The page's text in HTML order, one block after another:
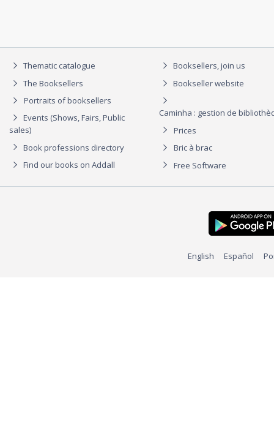
Thematic catalogue
The Booksellers
Portraits of booksellers
Events (Shows, Fairs, Public
sales)
Book professions directory
Find our books on Addall
Booksellers, join us
Bookseller website
Caminha : gestion de
Prices
Bric à brac
Free Software
English Español